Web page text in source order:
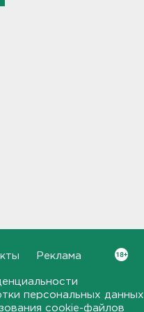
Реклама
персональных данных
cookie-файлов